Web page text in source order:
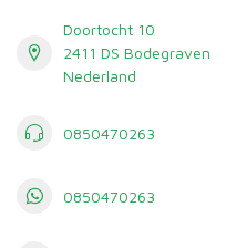
Doortocht 10
2411 DS Bodegraven
Nederland
0850470263
0850470263